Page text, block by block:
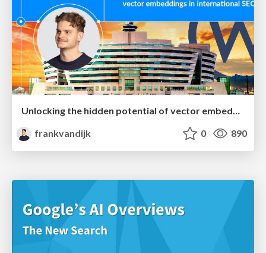
Unlocking the hidden potential of vector embeddings in international SEO
frankvandijk
0 890